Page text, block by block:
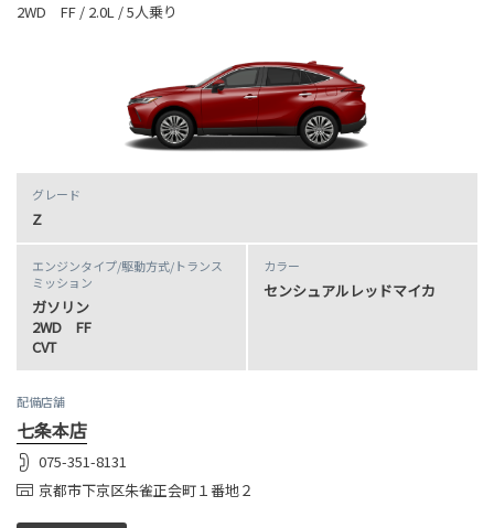
2WD FF / 2.0L / 5人乗り
グレード
Z
エンジンタイプ/駆動方式/トランス
ミッション
ガソリン
2WD FF
CVT
カラー
センシュアルレッドマイカ
配備店舗
七条本店
075-351-8131
京都市下京区朱雀正会町１番地２